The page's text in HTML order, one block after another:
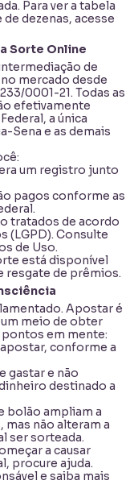
Para ver a tabela
dezenas, acesse
Sorte Online
de
mercado desde
0001-21. Todas as
efetivamente
a única
Sena e as demais
um registro junto
pagos conforme as
tratados de acordo
(LGPD). Consulte
de Uso.
está disponível
resgate de prêmios.
Apostar é
meio de obter
pontos em mente:
conforme a
gastar e não
destinado a
bolão ampliam a
não alteram a
ser sorteada.
a causar
procure ajuda.
e saiba mais